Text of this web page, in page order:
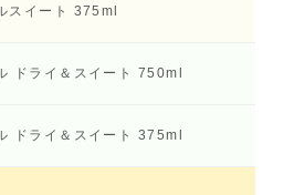
スイート 375ml
ドライ＆スイート 750ml
ドライ＆スイート 375ml